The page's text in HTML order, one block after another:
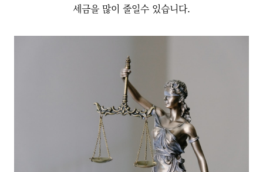
세금을 많이 줄일수 있습니다.